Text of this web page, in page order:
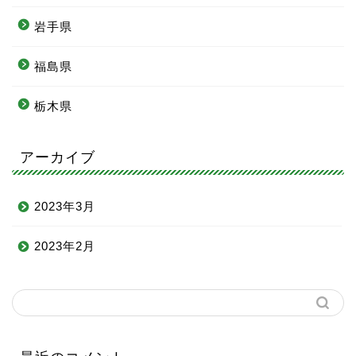
岩手県
福島県
栃木県
アーカイブ
2023年3月
2023年2月